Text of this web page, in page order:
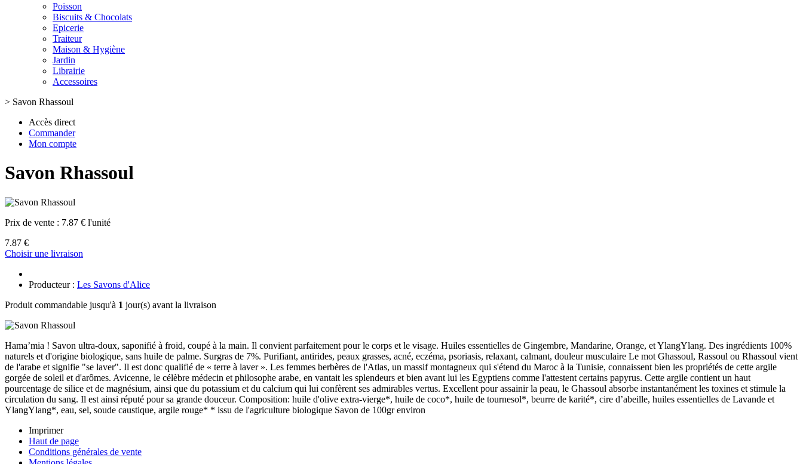
Poisson
Biscuits & Chocolats
Epicerie
Traiteur
Maison & Hygiène
Jardin
Librairie
Accessoires
> Savon Rhassoul
Accès direct
Commander
Mon compte
Savon Rhassoul
Prix de vente : 7.87 € l'unité
7.87 €
Choisir une livraison
Producteur : Les Savons d'Alice
Produit commandable jusqu'à 1 jour(s) avant la livraison
Hama’mia ! Savon ultra-doux, saponifié à froid, coupé à la main. Il convient parfaitement pour le corps et le visage. Huiles essentielles de Gingembre, Mandarine, Orange, et YlangYlang. Des ingrédients 100%
naturels et d'origine biologique, sans huile de palme. Surgras de 7%. Purifiant, antirides, peaux grasses, acné, eczéma, psoriasis, relaxant, calmant, douleur musculaire Le mot Ghassoul, Rassoul ou Rhassoul vient
de l'arabe et signifie "se laver". Il est donc qualifié de « terre à laver ». Les femmes berbères de l'Atlas, un massif montagneux qui s'étend du Maroc à la Tunisie, connaissent bien les propriétés de cette argile
gorgée de soleil et d'arômes. Avicenne, le célèbre médecin et philosophe arabe, en vantait les splendeurs et bien avant lui les Egyptiens comme l'attestent certains papyrus. Cette argile contient un haut
pourcentage de silice et de magnésium, ainsi que du potassium et du calcium qui lui confèrent ses admirables vertus. Excellent pour assainir la peau, le Ghassoul absorbe instantanément les toxines et stimule la
circulation du sang. Il est ainsi réputé pour sa grande douceur. Composition: huile d'olive extra-vierge*, huile de coco*, huile de tournesol*, beurre de karité*, cire d’abeille, huiles essentielles de Lavande et
YlangYlang*, eau, sel, soude caustique, argile rouge* * issu de l'agriculture biologique Savon de 100gr environ
Imprimer
Haut de page
Conditions générales de vente